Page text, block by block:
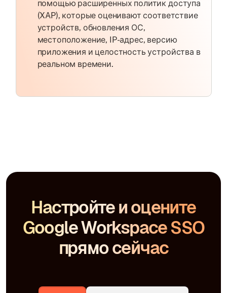
помощью расширенных политик доступа
(XAP), которые оценивают соответствие
устройств, обновления ОС,
местоположение, IP-адрес, версию
приложения и целостность устройства в
реальном времени.
Настройте и оцените
Google Workspace SSO
прямо сейчас